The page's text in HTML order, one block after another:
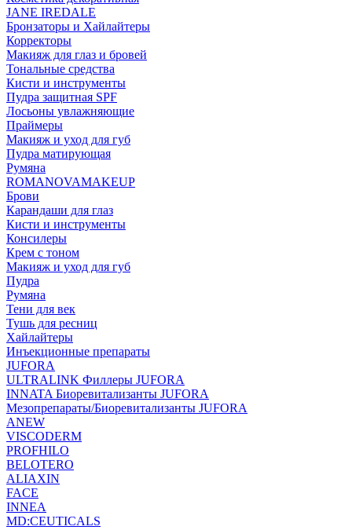
JANE IREDALE
Бронзаторы и Хайлайтеры
Корректоры
Макияж для глаз и бровей
Тональные средства
Кисти и инструменты
Пудра защитная SPF
Лосьоны увлажняющие
Праймеры
Макияж и уход для губ
Пудра матирующая
Румяна
ROMANOVAMAKEUP
Брови
Карандаши для глаз
Кисти и инструменты
Консилеры
Крем с тоном
Макияж и уход для губ
Пудра
Румяна
Тени для век
Тушь для ресниц
Хайлайтеры
Инъекционные препараты
JUFORA
ULTRALINK Филлеры JUFORA
INNATA Биоревитализанты JUFORA
Мезопрепараты/Биоревитализанты JUFORA
ANEW
VISCODERM
PROFHILO
BELOTERO
ALIAXIN
FACE
INNEA
MD:CEUTICALS